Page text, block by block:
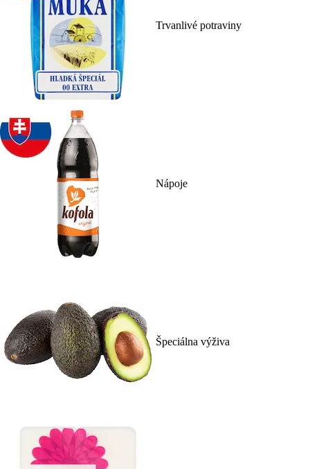
Trvanlivé potraviny
Nápoje
Špeciálna výživa